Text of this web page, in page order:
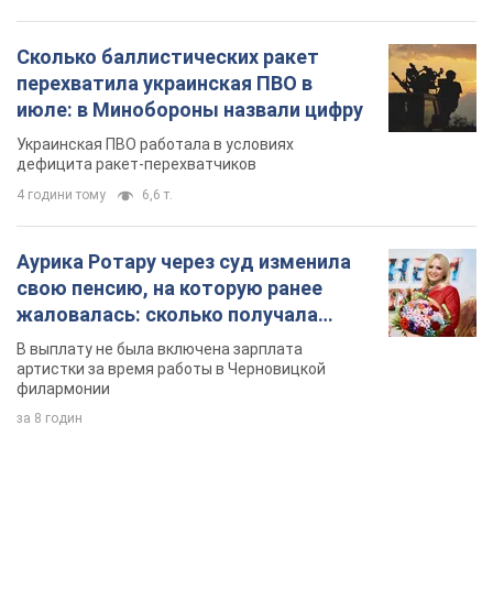
Сколько баллистических ракет
перехватила украинская ПВО в
июле: в Минобороны назвали цифру
Украинская ПВО работала в условиях
дефицита ракет-перехватчиков
4 години тому 6,6 т.
Аурика Ротару через суд изменила
свою пенсию, на которую ранее
жаловалась: сколько получала
певица
В выплату не была включена зарплата
артистки за время работы в Черновицкой
филармонии
за 8 годин